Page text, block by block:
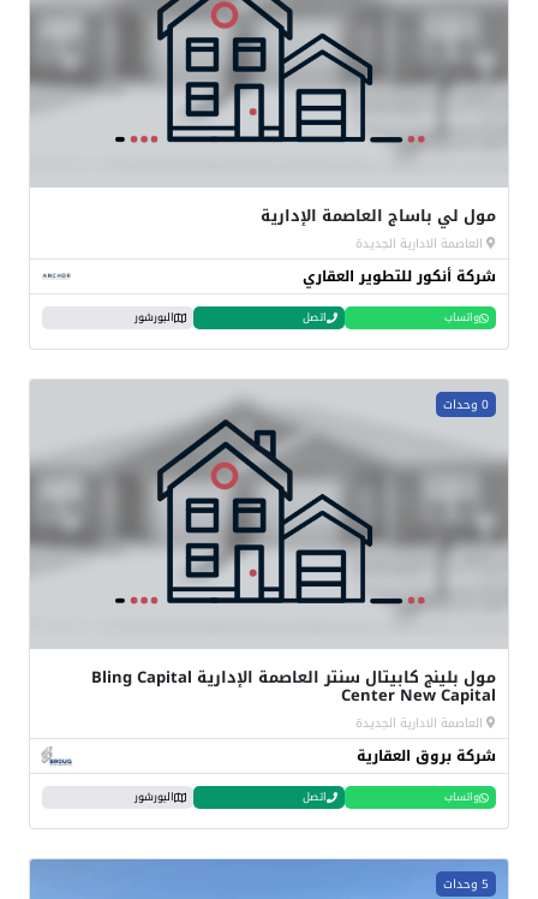
مول لي باساج العاصمة الإدارية
العاصمة الادارية الجديدة
شركة أنكور للتطوير العقاري
واتساب اتصل البورشور
0 وحدات
مول بلينج كابيتال سنتر العاصمة الإدارية Bling Capital
Center New Capital
العاصمة الادارية الجديدة
شركة بروق العقارية
واتساب اتصل البورشور
5 وحدات